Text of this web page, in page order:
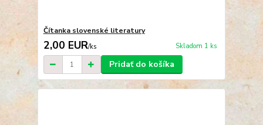
Čítanka slovenské literatury
2,00 EUR/ks Skladom 1 ks
Pridať do košíka